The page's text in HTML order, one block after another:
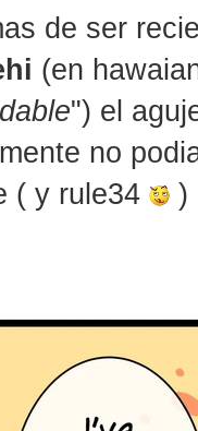
de ser
(en
") el
no
( y rule34
)